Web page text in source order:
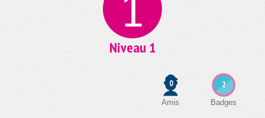
Niveau 1
2
Badges
0
Amis